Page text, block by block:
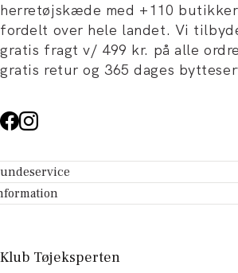
herretøjskæde med +110 butikker
fordelt over hele landet. Vi
gratis fragt v/ 499 kr. på alle
gratis retur og 365 dages
- Hjælpecenter
dit køb
Tøjeksperten
og artikler
Klub Tøjeksperten